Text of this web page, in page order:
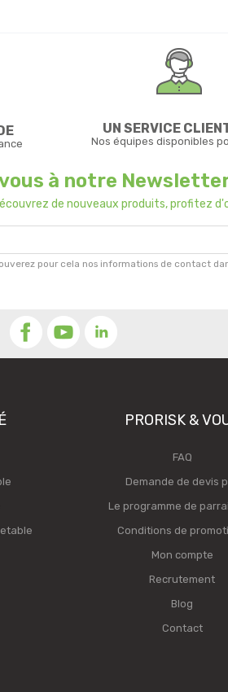
UN SERVICE
Nos équipes disponibles
à notre
de nouveaux produits, profitez
pour cela nos informations de contact
PRORISK &
FAQ
Demande de devis
Le programme de
Conditions de
Mon compte
Recrutement
Blog
Contact